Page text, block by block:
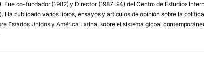
Fue co-fundador (1982) y Director (1987-94) del Centro de Estudios
Ha publicado varios libros, ensayos y artículos de opinión sobre la
Estados Unidos y América Latina, sobre el sistema global